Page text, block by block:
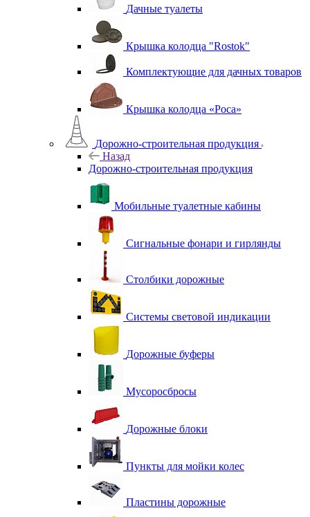
Дачные туалеты
Крышка колодца "Rostok"
Комплектующие для дачных товаров
Крышка колодца «Роса»
Дорожно-строительная продукция
Назад
Дорожно-строительная продукция
Мобильные туалетные кабины
Сигнальные фонари и гирлянды
Столбики дорожные
Системы световой индикации
Дорожные буферы
Мусоросбросы
Дорожные блоки
Пункты для мойки колес
Пластины дорожные